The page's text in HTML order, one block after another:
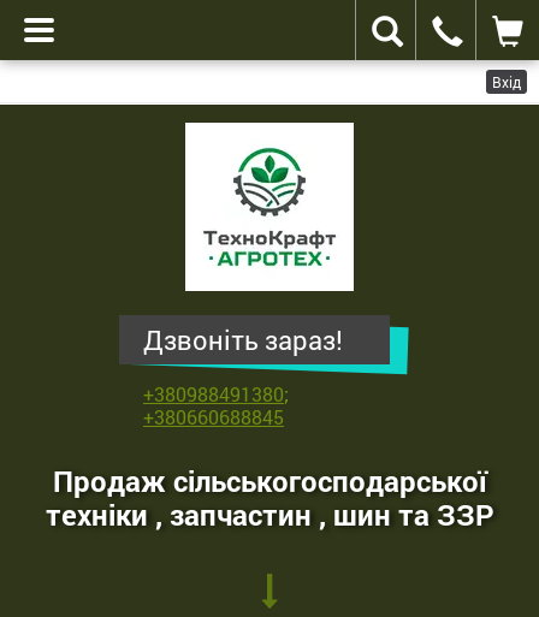
Вхід
сільськогосподарської
Дзвоніть зараз!
+380988491380;
+380660688845
Продаж сільськогосподарської
техніки , запчастин , шин та ЗЗР